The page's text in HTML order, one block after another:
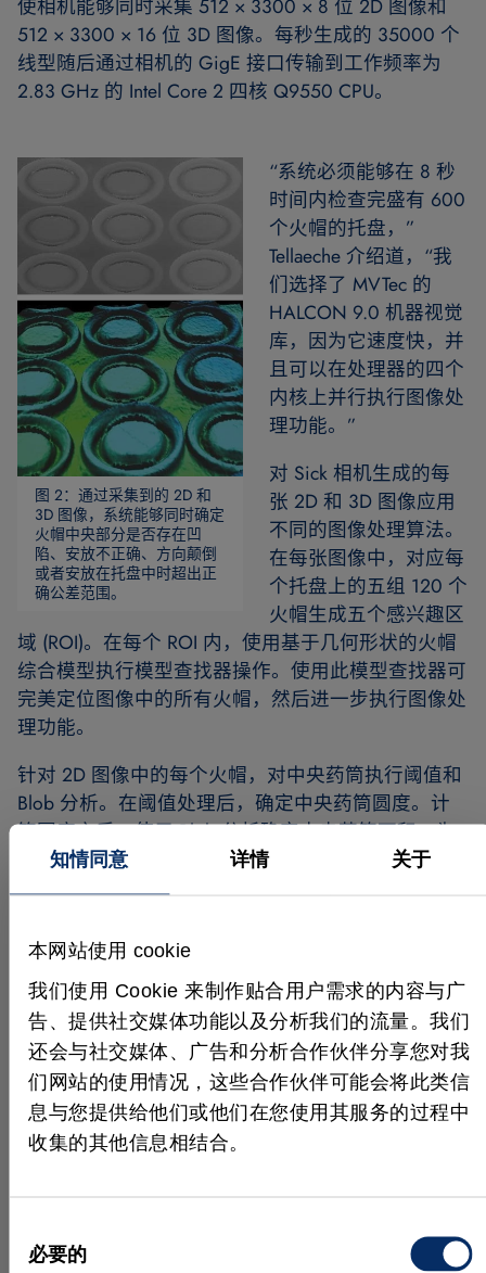
知情同意 详情 关于
本网站使用 cookie
我们使用 Cookie 来制作贴合用户需求的内容与广
告、提供社交媒体功能以及分析我们的流量。我们
还会与社交媒体、广告和分析合作伙伴分享您对我
们网站的使用情况，这些合作伙伴可能会将此类信
息与您提供给他们或他们在您使用其服务的过程中
收集的其他信息相结合。
必要的
使相机能够同时采集 512 × 3300 × 8 位 2D 图像和
512 × 3300 × 16 位 3D 图像。每秒生成的 35000 个
线型随后通过相机的 GigE 接口传输到工作频率为
2.83 GHz 的 Intel Core 2 四核 Q9550 CPU。
图 2：通过采集到的 2D 和
3D 图像，系统能够同时确定
火帽中央部分是否存在凹
陷、安放不正确、方向颠倒
或者安放在托盘中时超出正
确公差范围。
“系统必须能够在 8 秒
时间内检查完盛有 600
个火帽的托盘，”
Tellaeche 介绍道，“我
们选择了 MVTec 的
HALCON 9.0 机器视觉
库，因为它速度快，并
且可以在处理器的四个
内核上并行执行图像处
理功能。”
对 Sick 相机生成的每
张 2D 和 3D 图像应用
不同的图像处理算法。
在每张图像中，对应每
个托盘上的五组 120 个
火帽生成五个感兴趣区
域 (ROI)。在每个 ROI 内，使用基于几何形状的火帽
综合模型执行模型查找器操作。使用此模型查找器可
完美定位图像中的所有火帽，然后进一步执行图像处
理功能。
针对 2D 图像中的每个火帽，对中央药筒执行阈值和
Blob 分析。在阈值处理后，确定中央药筒圆度。计
算圆度之后，使用 Blob 分析确定中央药筒面积。为
了完成 3D 图像处理，从三个水平方向和三个垂直方
向编程六条线型，以分析每个火帽。由于成像系统的
直，线型的参数都取决于线型的类型。由于盛有火帽
的轮廓可能并非完全水平。
生成线型之后，根据火帽开始和结束处线型的最大和
最小点位置来确定中央药筒的宽度。通过比较中央药
筒高度值和外部药筒边界值，确定与帽盖制造公差相
关的误差。通过计算火帽中央药筒高度值的散度来确
定其他误差。
然后，可以使用统计分析计算火帽中央药筒所对应值
度值并确定公差。使用回归线的斜率和偏差，系统可